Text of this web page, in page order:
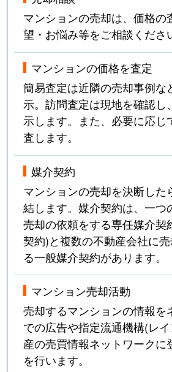
3,600万
富士見台
3,100万
富士見台
1,500万円
富士見台
3,800万
富士見台
4,000万
富士見台
3,800万
富士見台
3,500万円
法王町
9,000万
法王町
5,200万
法王町
12,000
豊年町
4,100万
星が丘山手
5,400万
星が丘山手
マンションの売却は、価格の
望・お悩み等をご相談くださ
マンションの価格を査定
簡易査定は近隣の売却事例な
示。訪問査定は現地を確認し
示します。また、必要に応じ
査します。
媒介契約
マンションの売却を決断した
結します。媒介契約は、一つ
売却の依頼をする専任媒介契
契約)と複数の不動産会社に
る一般媒介契約があります。
マンション売却活動
売却するマンションの情報を
での広告や指定流通機構(レ
産の売買情報ネットワークに
を行います。